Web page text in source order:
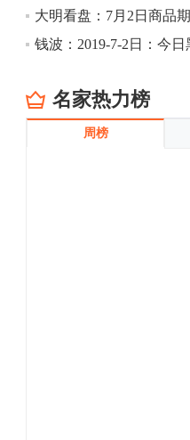
豆二期货主力合约涨停
CBOT大豆期货市场上
影响，夜盘连粕高位窄
操作为主。 ...
13:54
8月5日消息，内外盘贵
金主力合约涨停，涨幅
大明看盘：7月2日商品
名家热力榜
周榜